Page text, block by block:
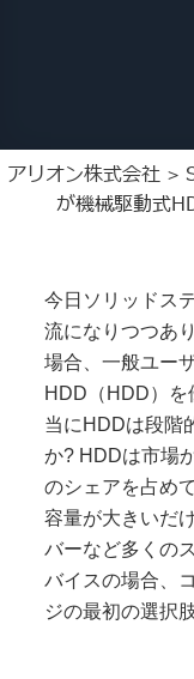
アリオン株式会社 >
が機械駆動式
今日ソリッドス
流になりつつあ
場合、一般ユー
HDD（HDD）を
当にHDDは段階
か? HDDは市場
のシェアを占め
容量が大きいだ
バーなど多くの
バイスの場合、
ジの最初の選択